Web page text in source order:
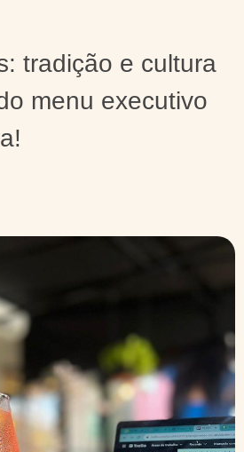
tradição e cultura
menu executivo